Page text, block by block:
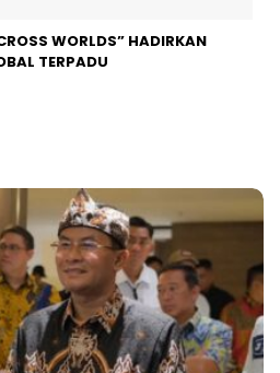
WORLDS” HADIRKAN
TERPADU